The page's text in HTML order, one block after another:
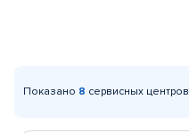
Показано 8 сервисных центров